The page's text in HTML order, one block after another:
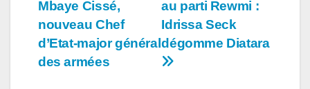
de
l’article
au parti Rewmi :
Idrissa Seck
dégomme Diatara
Mbaye Cissé,
nouveau Chef
d’Etat-major général
des armées